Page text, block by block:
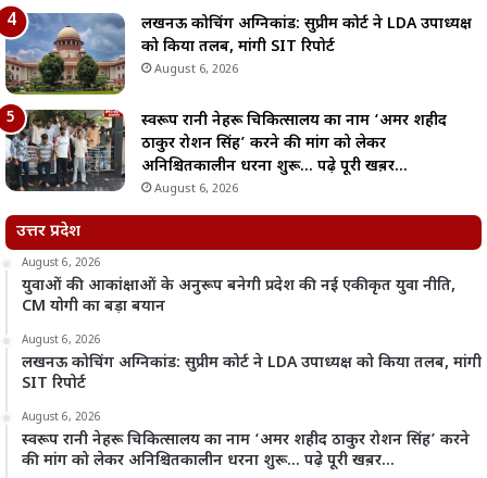
लखनऊ कोचिंग अग्निकांड: सुप्रीम कोर्ट ने LDA उपाध्यक्ष
को किया तलब, मांगी SIT रिपोर्ट
August 6, 2026
स्वरूप रानी नेहरू चिकित्सालय का नाम ‘अमर शहीद
ठाकुर रोशन सिंह’ करने की मांग को लेकर
अनिश्चितकालीन धरना शुरू… पढ़े पूरी खब़र…
August 6, 2026
उत्तर प्रदेश
August 6, 2026
युवाओं की आकांक्षाओं के अनुरूप बनेगी प्रदेश की नई एकीकृत युवा नीति,
CM योगी का बड़ा बयान
August 6, 2026
लखनऊ कोचिंग अग्निकांड: सुप्रीम कोर्ट ने LDA उपाध्यक्ष को किया तलब, मांगी
SIT रिपोर्ट
August 6, 2026
स्वरूप रानी नेहरू चिकित्सालय का नाम ‘अमर शहीद ठाकुर रोशन सिंह’ करने
की मांग को लेकर अनिश्चितकालीन धरना शुरू… पढ़े पूरी खब़र…